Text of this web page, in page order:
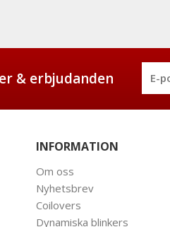
& erbjudanden
INFORMATION
Om oss
Nyhetsbrev
Coilovers
Dynamiska blinkers